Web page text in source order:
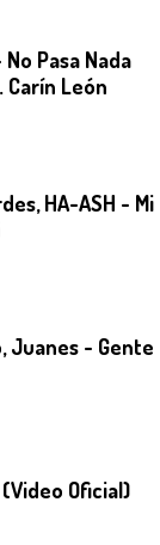
Pasa Nada
Carín León
HA-ASH - Mi
Juanes - Gente
Oficial)